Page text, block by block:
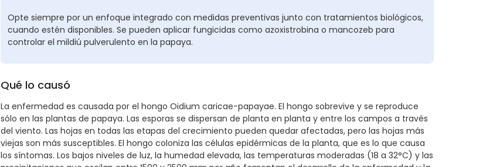
Opte siempre por un enfoque integrado con medidas preventivas junto con tratamientos biológicos,
cuando estén disponibles. Se pueden aplicar fungicidas como azoxistrobina o mancozeb para
controlar el mildiú pulverulento en la papaya.
Qué lo causó
La enfermedad es causada por el hongo Oidium caricae-papayae. El hongo sobrevive y se reproduce
sólo en las plantas de papaya. Las esporas se dispersan de planta en planta y entre los campos a través
del viento. Las hojas en todas las etapas del crecimiento pueden quedar afectadas, pero las hojas más
viejas son más susceptibles. El hongo coloniza las células epidérmicas de la planta, que es lo que causa
los síntomas. Los bajos niveles de luz, la humedad elevada, las temperaturas moderadas (18 a 32°C) y las